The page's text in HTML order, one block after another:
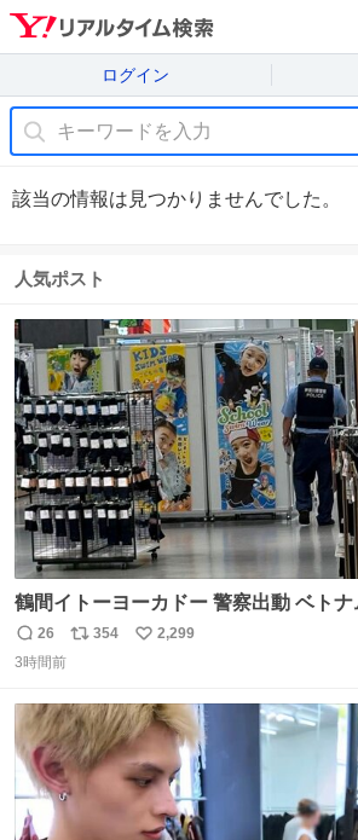
ログイン
該当の情報は見つかりませんでした。
人気ポスト
鶴間イトーヨーカドー 警察出動 ベト
クを開店前に実施、店内まで見張りに
者は覚悟してお越しください。
返
信
26
リ
ト
数
354
い
数
2,299
3時間前